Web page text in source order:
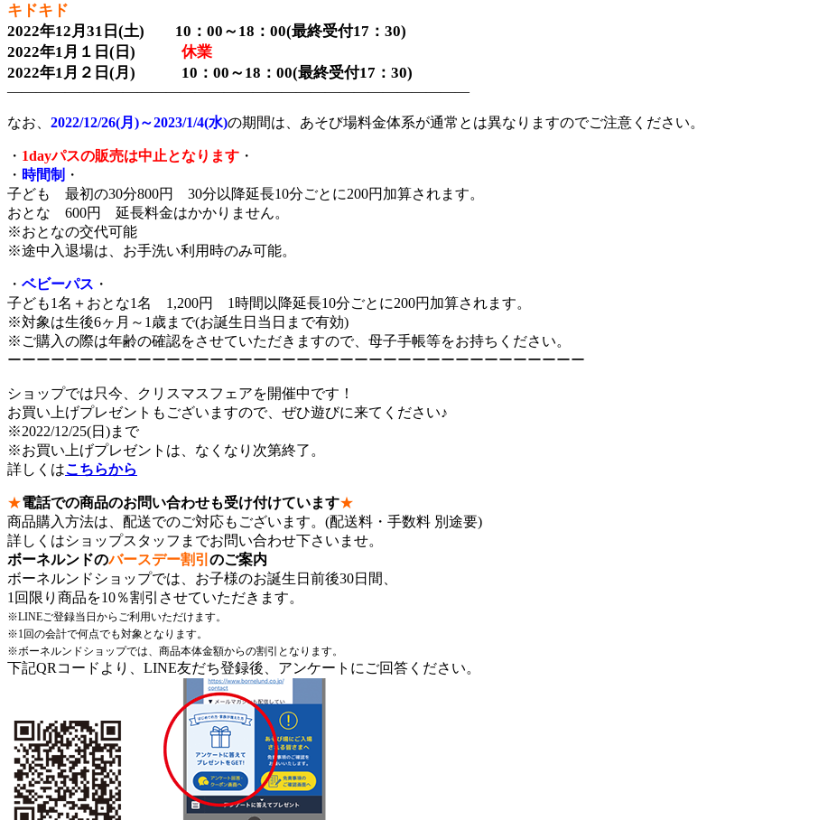
キドキド
2022年12月31日(土) 10：00～18：00(最終受付17：30)
2022年1月１日(日) 休業
2022年1月２日(月) 10：00～18：00(最終受付17：30)
――――――――――――――――――――――――――――――――
なお、 2022/12/26(月)～2023/1/4(水)の期間は、あそび場料金体系が通常とは異なりますのでご注意ください。
・ 1dayパスの販売は中止となります ・
・ 時間制 ・
子ども 最初の30分800円 30分以降延長10分ごとに200円加算されます。
おとな 600円 延長料金はかかりません。
※おとなの交代可能
※途中入退場は、お手洗い利用時のみ可能。
・ ベビーパス ・
子ども1名＋おとな1名 1,200円 1時間以降延長10分ごとに200円加算されます。
※対象は生後6ヶ月～1歳まで(お誕生日当日まで有効)
※ご購入の際は年齢の確認をさせていただきますので、母子手帳等をお持ちください。
ーーーーーーーーーーーーーーーーーーーーーーーーーーーーーーーーーーーーーーーー
ショップでは只今、クリスマスフェアを開催中です！
お買い上げプレゼントもございますので、ぜひ遊びに来てください♪
※2022/12/25(日)まで
※お買い上げプレゼントは、なくなり次第終了。
詳しくはこちらから
★電話での商品のお問い合わせも受け付けています★
商品購入方法は、配送でのご対応もございます。(配送料・手数料 別途要)
詳しくはショップスタッフまでお問い合わせ下さいませ。
ボーネルンドのバースデー割引 のご案内
ボーネルンドショップでは、お子様のお誕生日前後30日間、
1回限り商品を10％割引させていただきます。
※LINEご登録当日からご利用いただけます。
※1回の会計で何点でも対象となります。
※ボーネルンドショップでは、商品本体金額からの割引となります。
下記QRコードより、LINE友だち登録後、アンケートにご回答ください。